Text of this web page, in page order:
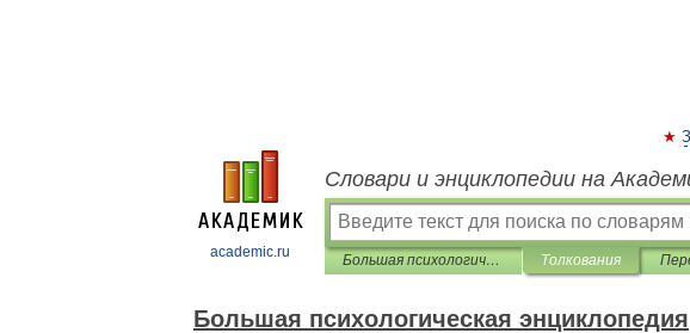
academic.ru
Словари и энциклопедии на
Большая психологическая энциклопедия Толкования
Большая психологическая энциклопедия